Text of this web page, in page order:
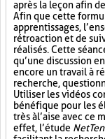
après la leçon afin
Afin que cette
apprentissages,
rétroaction et de
réalisés. Cette
qu’une discussion
encore un travail à
recherche,
Utiliser les vidéos
bénéfique pour les
très à l’aise avec ce
effet, l’étude